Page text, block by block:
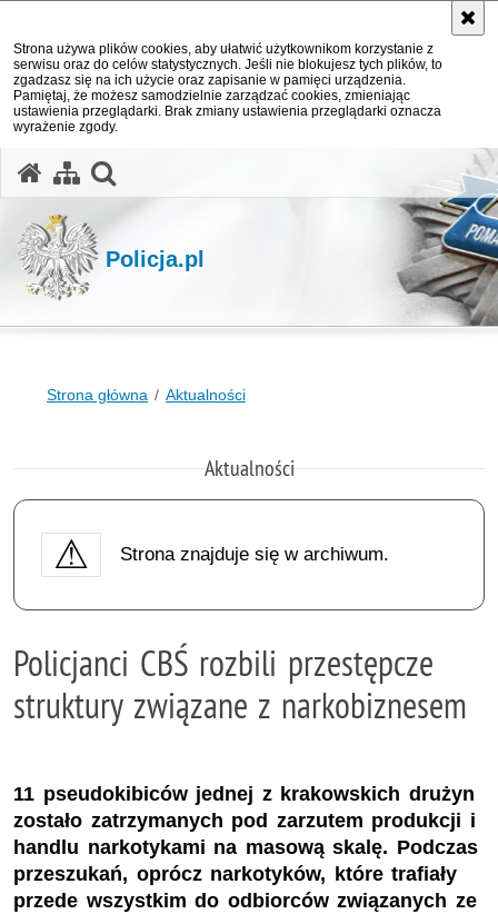
Strona używa plików cookies, aby ułatwić użytkownikom korzystanie z
serwisu oraz do celów statystycznych. Jeśli nie blokujesz tych plików, to
zgadzasz się na ich użycie oraz zapisanie w pamięci urządzenia.
Pamiętaj, że możesz samodzielnie zarządzać cookies, zmieniając
ustawienia przeglądarki. Brak zmiany ustawienia przeglądarki oznacza
wyrażenie zgody.
Policja.pl
Strona główna Aktualności
Aktualności
Strona znajduje się w archiwum.
Policjanci CBŚ rozbili przestępcze
struktury związane z narkobiznesem
11 pseudokibiców jednej z krakowskich drużyn
zostało zatrzymanych pod zarzutem produkcji i
handlu narkotykami na masową skalę. Podczas
przeszukań, oprócz narkotyków, które trafiały
przede wszystkim do odbiorców związanych ze